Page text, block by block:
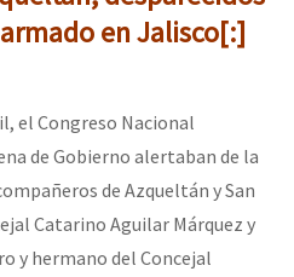
por la libertad de Jesús
en Jalisco[:]
el Congreso Nacional
de Gobierno alertaban de la
de Azqueltán y San
Catarino Aguilar Márquez y
y hermano del Concejal